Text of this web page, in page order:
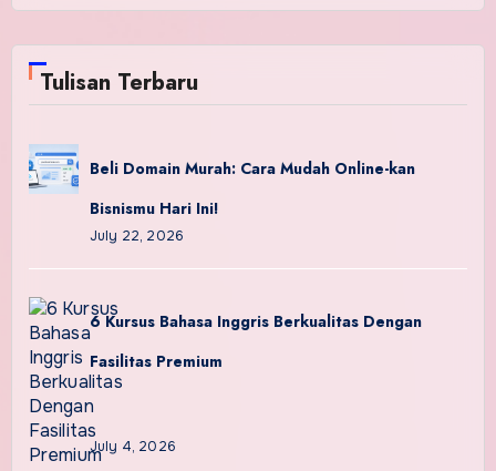
Tulisan Terbaru
Beli Domain Murah: Cara Mudah Online-kan
Bisnismu Hari Ini!
July 22, 2026
6 Kursus Bahasa Inggris Berkualitas Dengan
Fasilitas Premium
July 4, 2026